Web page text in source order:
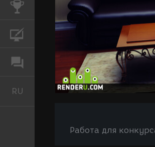
КОНКУРСЫ
КУРСЫ
RU Русский
Работа для